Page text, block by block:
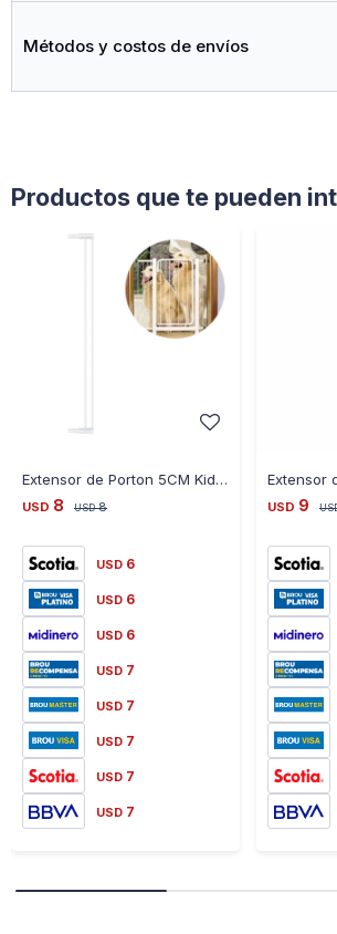
Métodos y costos de envíos
Productos que te pueden
Extensor de Porton 5CM Kiddo Bebesit con Pintura Epoxy
USD 8 USD 8
USD 6
USD 6
USD 6
USD 7
USD 7
USD 7
USD 7
USD 7
USD 9